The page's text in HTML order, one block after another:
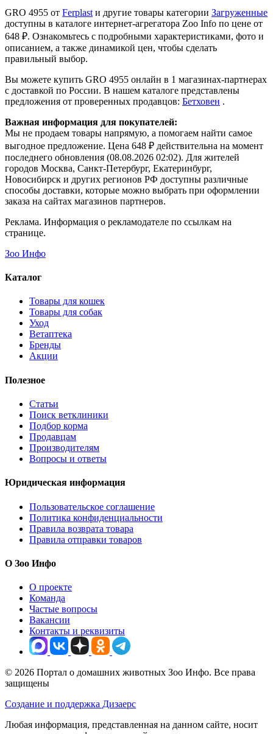
GRO 4955 от Ferplast и другие товары категории Загруженные
доступны в каталоге интернет-агрегатора Zoo Info по цене от
648 ₽. Ознакомьтесь с подробными характеристиками, фото и
описанием, а также динамикой цен, чтобы сделать
правильный выбор.
Вы можете купить GRO 4955 онлайн в 1 магазинах-партнерах
с доставкой по России. В нашем каталоге представлены
предложения от проверенных продавцов: Бетховен .
Важная информация для покупателей:
Мы не продаем товары напрямую, а помогаем найти самое
выгодное предложение. Цена 648 ₽ действительна на момент
последнего обновления (08.08.2026 02:02). Для жителей
городов Москва, Санкт-Петербург, Екатеринбург,
Новосибирск и других регионов РФ доступны различные
способы доставки, которые можно выбрать при оформлении
заказа на сайтах магазинов партнеров.
Реклама. Информация о рекламодателе по ссылкам на
странице.
Зоо Инфо
Каталог
Товары для кошек
Товары для собак
Уход
Ветаптека
Бренды
Акции
Полезное
Статьи
Поиск ветклиники
Подбор корма
Продавцам
Производителям
Вопросы и ответы
Юридическая информация
Пользовательское соглашение
Политика конфиденциальности
Правила возврата товара
Правила отправки товаров
О Зоо Инфо
О проекте
Команда
Частые вопросы
Вакансии
Контакты и реквизиты
© 2026 Портал о домашних животных Зоо Инфо. Все права
защищены
Создание и поддержка Дизаерс
Любая информация, представленная на данном сайте, носит